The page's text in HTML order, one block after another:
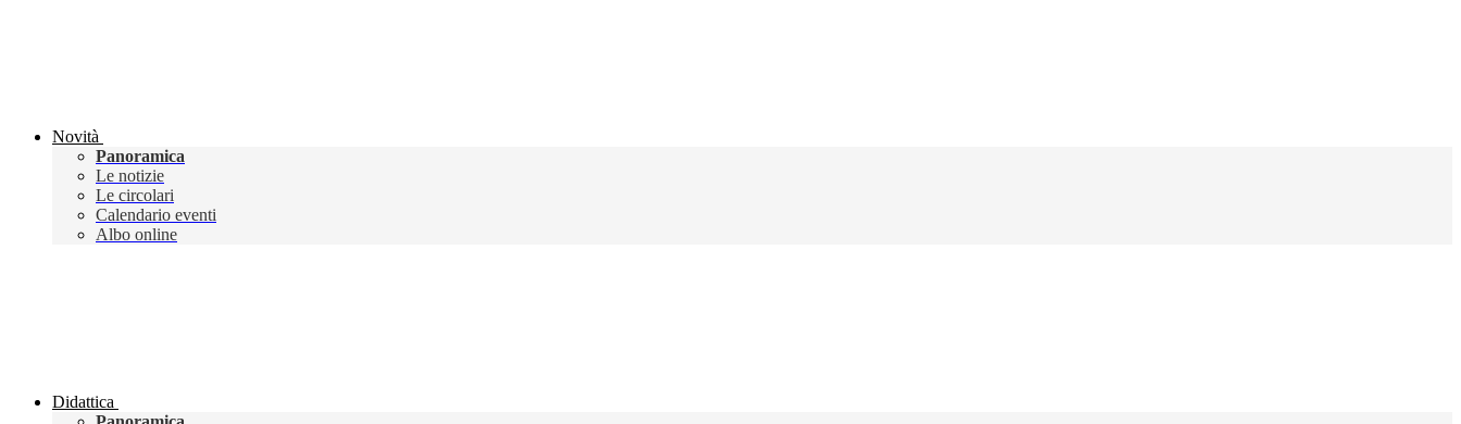
Novità
Panoramica
Le notizie
Le circolari
Calendario eventi
Albo online
Didattica